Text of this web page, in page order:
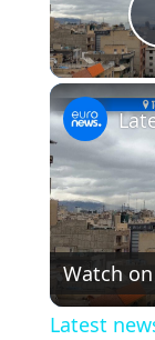
Watch on
Latest